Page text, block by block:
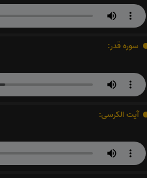
سوره قدر:
آیت الکرسی: